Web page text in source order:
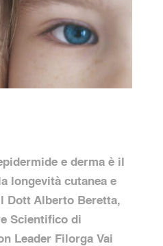
e derma è il
longevità cutanea e
Dott Alberto Beretta,
Scientifico di
Leader Filorga Vai